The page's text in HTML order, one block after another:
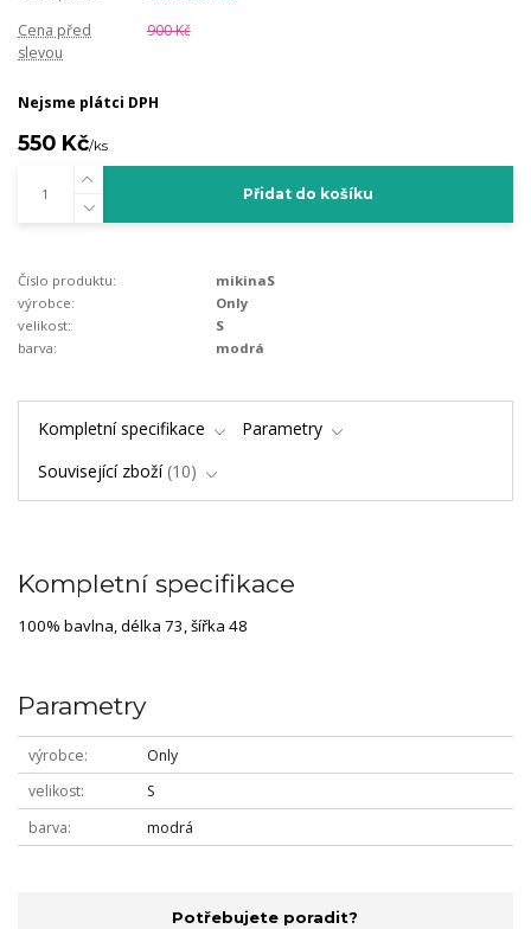
Cena před
slevou
900 Kč
Nejsme plátci DPH
550 Kč/ks
Přidat do košíku
Číslo produktu:
mikinaS
výrobce:
Only
velikost:
S
barva:
modrá
Kompletní specifikace
Parametry
Související zboží 10
Kompletní specifikace
100% bavlna, délka 73, šířka 48
Parametry
výrobce
Only
velikost
S
barva
modrá
Potřebujete poradit?